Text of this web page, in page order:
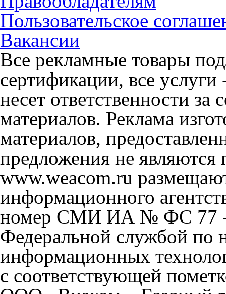
Пользовательское
Вакансии
Все рекламные товары
сертификации, все
несет ответственности
материалов. Реклама
материалов,
предложения не
www.weacom.ru
информационного
номер СМИ ИА № ФС 77 -
Федеральной службой по
информационных
с соответствующей